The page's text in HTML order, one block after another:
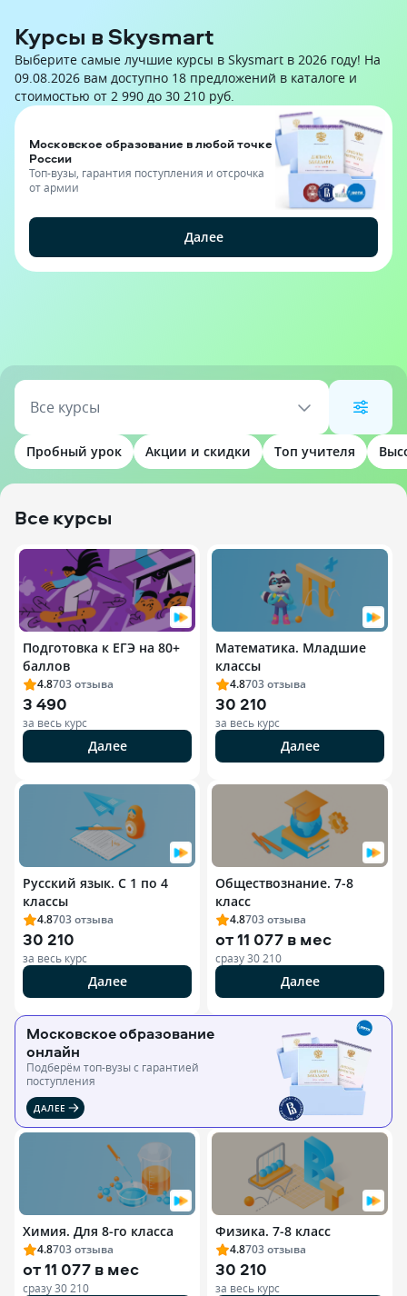
Курсы в Skysmart
Выберите самые лучшие курсы в Skysmart в 2026 году! На
09.08.2026 вам доступно 18 предложений в каталоге и
стоимостью от 2 990 до 30 210 руб.
Московское образование в любой точке
России
Топ-вузы, гарантия поступления и отсрочка
от армии
Далее
Все курсы
Пробный урок Акции и скидки Топ учителя
Все курсы
Подготовка к ЕГЭ на 80+
баллов
4.8703отзыва
3 490
за весь курс
Далее
Математика. Младшие
классы
4.8703отзыва
30 210
за весь курс
Далее
Русский язык. С 1 по 4
классы
4.8703отзыва
30 210
за весь курс
Далее
Обществознание. 7-8
класс
4.8703отзыва
от11 077 в мес
сразу30 210
Далее
Московское образование
онлайн
Подберём топ-вузы c гарантией
поступления
ДАЛЕЕ
Химия. Для 8-го класса
4.8703отзыва
от11 077 в мес
сразу30 210
Физика. 7-8 класс
4.8703отзыва
30 210
за весь курс